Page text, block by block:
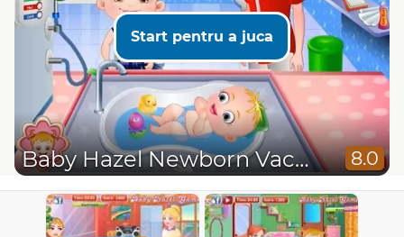
Start pentru a juca
Baby Hazel Newborn Vaccination 8.0